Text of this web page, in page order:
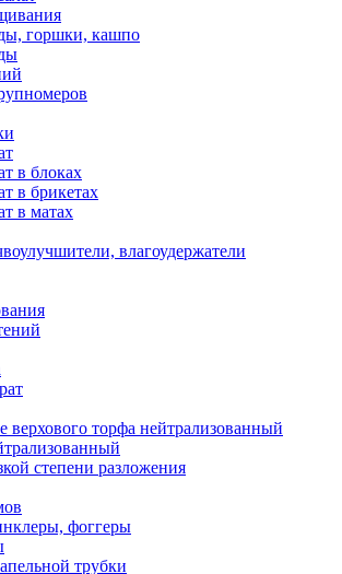
горшки, кашпо
в блоках
в брикетах
в матах
влагоудержатели
верхового торфа нейтрализованный
степени разложения
фоггеры
трубки